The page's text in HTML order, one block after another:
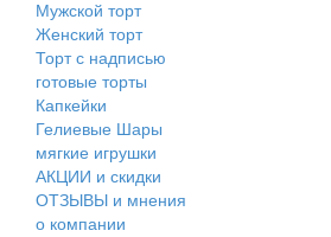
Мужской торт
Женский торт
Торт с надписью
готовые торты
Капкейки
Гелиевые Шары
мягкие игрушки
АКЦИИ и скидки
ОТЗЫВЫ и мнения
о компании